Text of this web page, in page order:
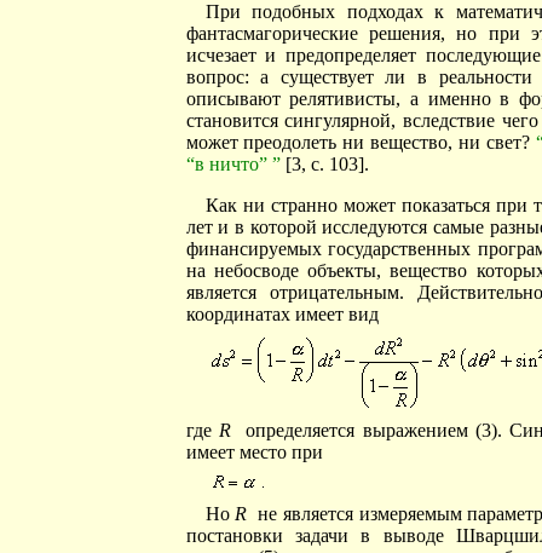
При подобных подходах к
фантасмагорические решения, но при
исчезает и предопределяет
вопрос: а существует ли в
описывают релятивисты, а именно в
становится сингулярной, вследствие
может преодолеть ни вещество, ни свет?
“в ничто” ” [3, с. 103].
Как ни странно может показаться при
лет и в которой исследуются самые
финансируемых государственных
на небосводе объекты, вещество
является отрицательным.
координатах имеет вид
где Rопределяется выражением (3).
имеет место при
Но R не является измеряемым
постановки задачи в выводе